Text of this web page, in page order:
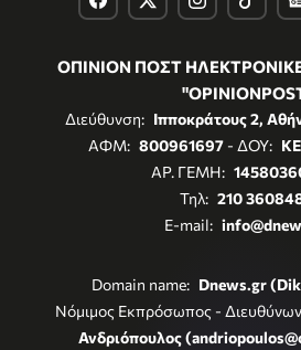
ΟΠΙΝΙΟΝ ΠΟΣΤ
Διεύθυνση: Ιπποκράτους 2,
ΑΦΜ: 800961697- ΔΟΥ:
ΑΡ. ΓΕΜΗ:
Τηλ: 210
E-mail:
Domain name: Dnews.gr
Νόμιμος Εκπρόσωπος -
Ανδριόπουλος